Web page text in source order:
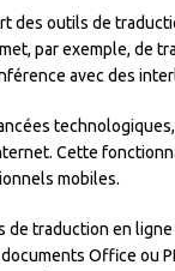
des outils de
par exemple, de
avec des
Cette
mobiles.
de traduction en
Office ou